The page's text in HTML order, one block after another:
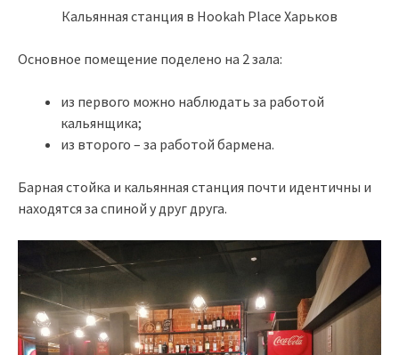
Кальянная станция в Hookah Place Харьков
Основное помещение поделено на 2 зала:
из первого можно наблюдать за работой
кальянщика;
из второго – за работой бармена.
Барная стойка и кальянная станция почти идентичны и
находятся за спиной у друг друга.